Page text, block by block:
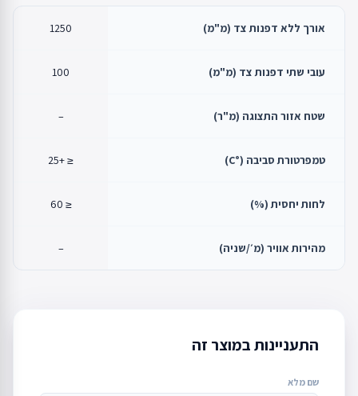
אורך ללא דפנות צד (מ"מ) 1250
עובי שתי דפנות צד (מ"מ) 100
שטח אזור התצוגה (מ"ר) –
טמפרטורת סביבה (°C) ≤ +25
לחות יחסית (%) ≤ 60
מהירות אוויר (מ׳/שניה) –
התעניינות במוצר זה
שם מלא